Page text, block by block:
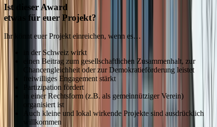
Ist dieser Award
etwas für euer Projekt?
Ihr könnt euer Projekt einreichen, wenn es…
in der Schweiz wirkt
einen Beitrag zum gesellschaftlichen Zusammenhalt, zur
Chancengleichheit oder zur Demokratieförderung leistet
freiwilliges Engagement stärkt
Partizipation fördert
in einer Rechtsform (z.B. als gemeinnütziger Verein)
organisiert ist
Auch kleine und lokal wirkende Projekte sind ausdrücklich
willkommen